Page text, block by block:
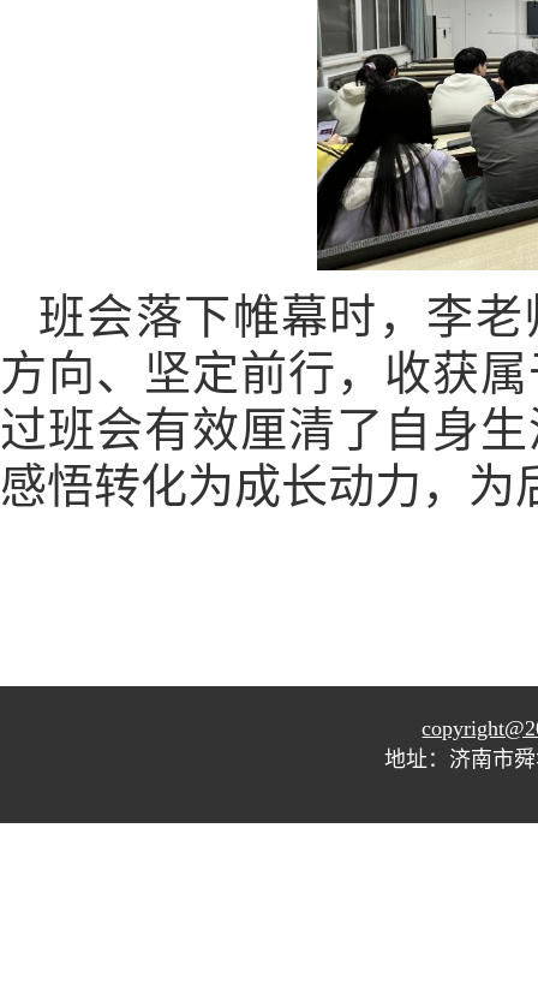
班会落下帷幕时，李老
方向、坚定前行，收获
过班会有效厘清了自身
感悟转化为成长动力，
地址：济南市